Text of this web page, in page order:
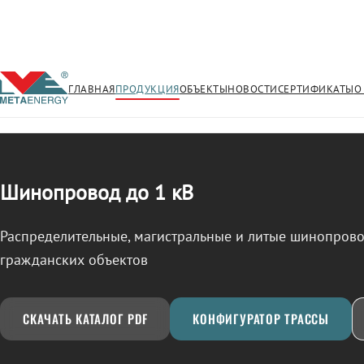
ГЛАВНАЯПРОДУКЦИЯОБЪЕКТЫНОВОСТИСЕРТИФИКАТЫО
← Продукция/ШИНОПРОВОД
Шинопровод до 1 кВ
Распределительные, магистральные и литые
гражданских объектов
СКАЧАТЬ КАТАЛОГ PDF КОНФИГУРАТОР ТРАССЫ